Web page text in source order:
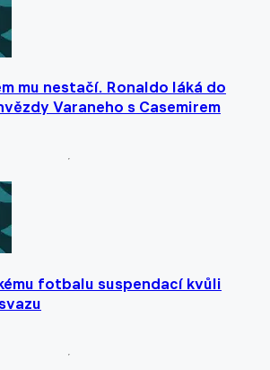
mu nestačí. Ronaldo láká do
Varaneho s Casemirem
fotbalu suspendací kvůli